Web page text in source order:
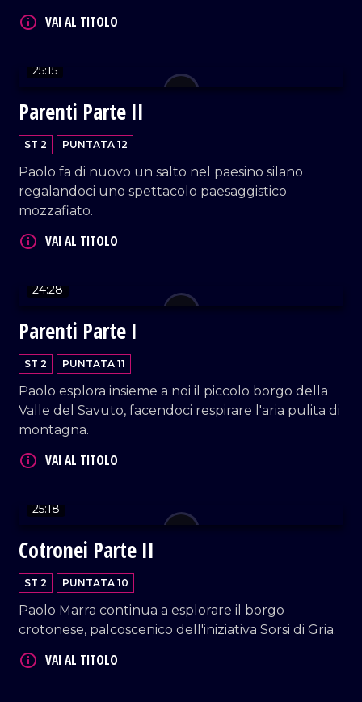
a interviste di spessore.
25:15
Parenti Parte II
ST 2 PUNTATA 12
Paolo fa di nuovo un salto nel paesino silano
regalandoci uno spettacolo paesaggistico
mozzafiato.
24:28
Parenti Parte I
ST 2 PUNTATA 11
Paolo esplora insieme a noi il piccolo borgo della
Valle del Savuto, facendoci respirare l'aria pulita di
montagna.
25:18
Cotronei Parte II
ST 2 PUNTATA 10
Paolo Marra continua a esplorare il borgo
crotonese, palcoscenico dell'iniziativa Sorsi di Gria.
VAI AL TITOLO
VAI AL TITOLO